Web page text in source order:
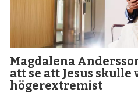
Magdalena
att se att Jesus skulle
högerextremist